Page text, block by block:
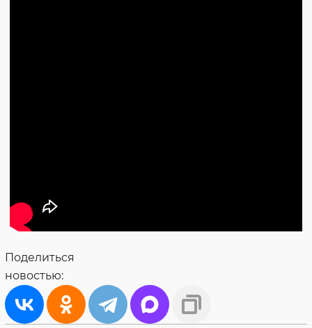
Поделиться
новостью: